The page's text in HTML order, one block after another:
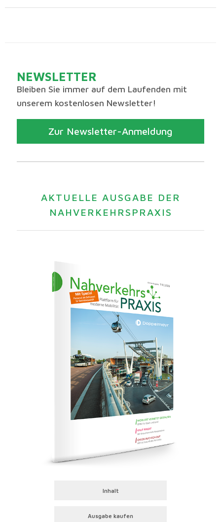
NEWSLETTER
Bleiben Sie immer auf dem Laufenden mit
unserem kostenlosen Newsletter!
Zur Newsletter-Anmeldung
AKTUELLE AUSGABE DER
NAHVERKEHRSPRAXIS
Inhalt
Ausgabe kaufen